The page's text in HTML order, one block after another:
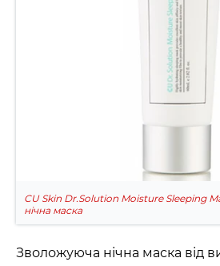
CU Skin Dr.Solution Moisture Sleeping
нічна маска
Зволожуюча нічна маска від